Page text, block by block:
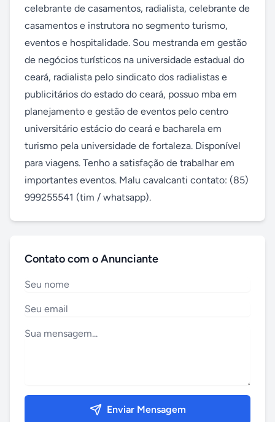
celebrante de casamentos, radialista, celebrante de
casamentos e instrutora no segmento turismo,
eventos e hospitalidade. Sou mestranda em gestão
de negócios turísticos na universidade estadual do
ceará, radialista pelo sindicato dos radialistas e
publicitários do estado do ceará, possuo mba em
planejamento e gestão de eventos pelo centro
universitário estácio do ceará e bacharela em
turismo pela universidade de fortaleza. Disponível
para viagens. Tenho a satisfação de trabalhar em
importantes eventos. Malu cavalcanti contato: (85)
999255541 (tim / whatsapp).
Contato com o Anunciante
Enviar Mensagem